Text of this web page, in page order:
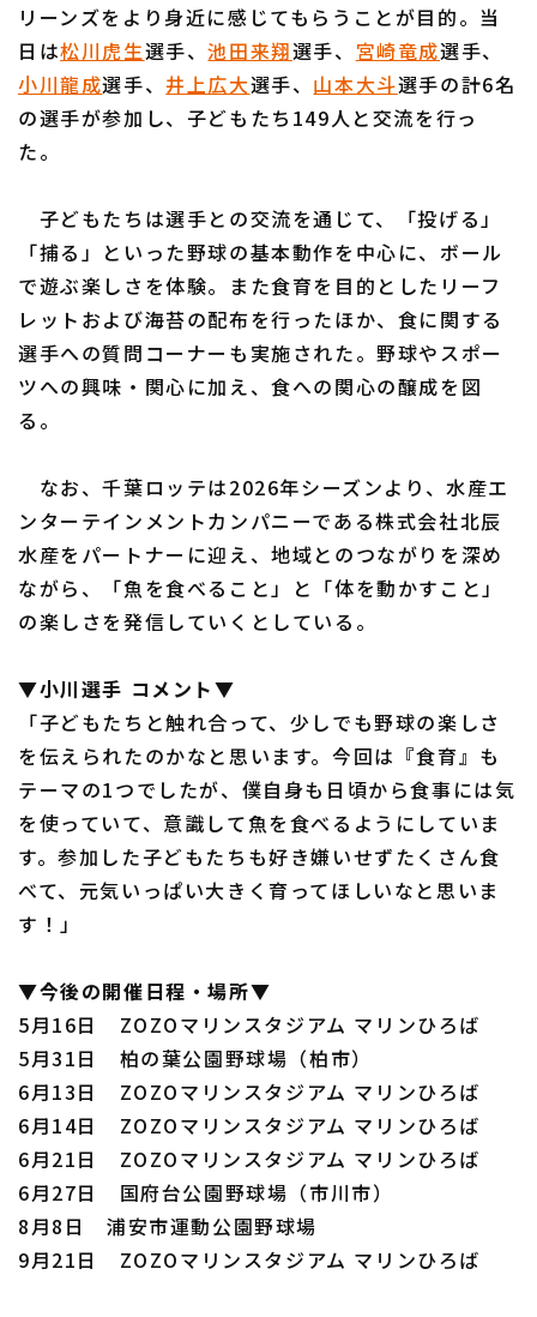
オリックス・バファローズ
福岡ソフトバンクホークス
利用規約
運営会社 （別ウィンドウで開く） よくある質問
特定商取引法の表示 アルバイト募集（別ウィンドウで開く
リーンズをより身近に感じてもらうことが目的。当
日は松川虎生選手、池田来翔選手、 宮崎竜成選手、
小川龍成選手、井上広大選手、 山本大斗選手の計6名
の選手が参加し、子どもたち149人と交流を行っ
た。
子どもたちは選手との交流を通じて、「投げる」
「捕る」といった野球の基本動作を中心に、ボール
で遊ぶ楽しさを体験。また食育を目的としたリーフ
レットおよび海苔の配布を行ったほか、食に関する
選手への質問コーナーも実施された。野球やスポー
ツへの興味・関心に加え、食への関心の醸成を図
る。
なお、千葉ロッテは2026年シーズンより、水産エ
ンターテインメントカンパニーである株式会社北辰
水産をパートナーに迎え、地域とのつながりを深め
ながら、「魚を食べること」と「体を動かすこと」
の楽しさを発信していくとしている。
▼小川選手 コメント▼
「子どもたちと触れ合って、少しでも野球の楽しさ
を伝えられたのかなと思います。今回は『食育』も
テーマの1つでしたが、僕自身も日頃から食事には気
を使っていて、意識して魚を食べるようにしていま
す。参加した子どもたちも好き嫌いせずたくさん食
べて、元気いっぱい大きく育ってほしいなと思いま
す！」
▼今後の開催日程・場所▼
5月16日 ZOZOマリンスタジアム マリンひろば
5月31日 柏の葉公園野球場（柏市）
6月13日 ZOZOマリンスタジアム マリンひろば
6月14日 ZOZOマリンスタジアム マリンひろば
6月21日 ZOZOマリンスタジアム マリンひろば
6月27日 国府台公園野球場（市川市）
8月8日 浦安市運動公園野球場
9月21日 ZOZOマリンスタジアム マリンひろば